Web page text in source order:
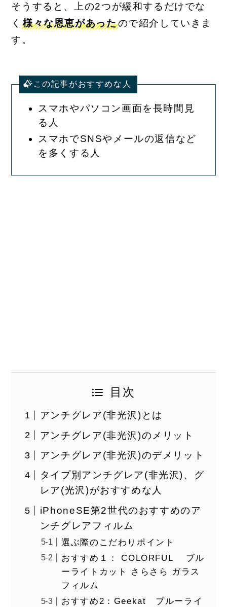
そうすると、上の2つが緩和するだけでな
く様々な恩恵があったので紹介していきま
す。
この記事がおすすめな人
スマホやパソコン画面を長時間見
る人
スマホでSNSやメールの返信など
を多くする人
目次
アンチグレア(非光沢)とは
アンチグレア(非光沢)のメリット
アンチグレア(非光沢)のデメリット
タイプ別アンチグレア(非光沢)、グ
レア(光沢)がおすすめな人
iPhoneSE第2世代のおすすめのア
ンチグレアフィルム
選ぶ際のこだわりポイント
おすすめ１： COLORFUL ブル
ーライトカット さらさら ガラス
フィルム
おすすめ2：Geekat ブルーライ